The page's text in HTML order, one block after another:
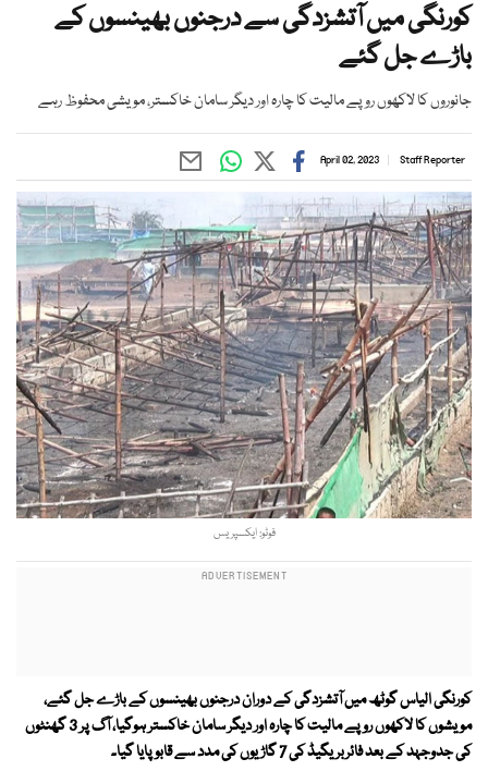
کورنگی میں آتشزدگی سے درجنوں بھینسوں کے
باڑے جل گئے
جانوروں کا لاکھوں روپے مالیت کا چارہ اور دیگر سامان خاکستر، مویشی محفوظ رہے
Staff Reporter
April 02, 2023
فوٹو: ایکسپریس
کورنگی الیاس گوٹھ میں آتشزدگی کے دوران درجنوں بھینسوں کے باڑے جل گئے،
مویشوں کا لاکھوں روپے مالیت کا چارہ اور دیگر سامان خاکستر ہوگیا، آگ پر 3 گھنٹوں
کی جدوجہد کے بعد فائربریگیڈ کی 7 گاڑیوں کی مدد سے قابو پایا گیا۔